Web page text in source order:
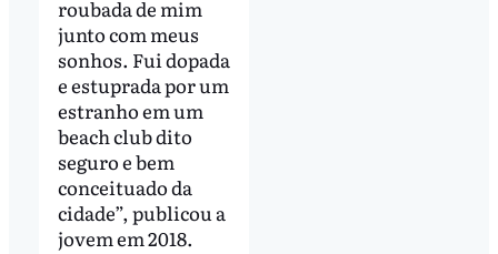
roubada de mim
junto com meus
sonhos. Fui dopada
e estuprada por um
estranho em um
beach club dito
seguro e bem
conceituado da
cidade”, publicou a
jovem em 2018.